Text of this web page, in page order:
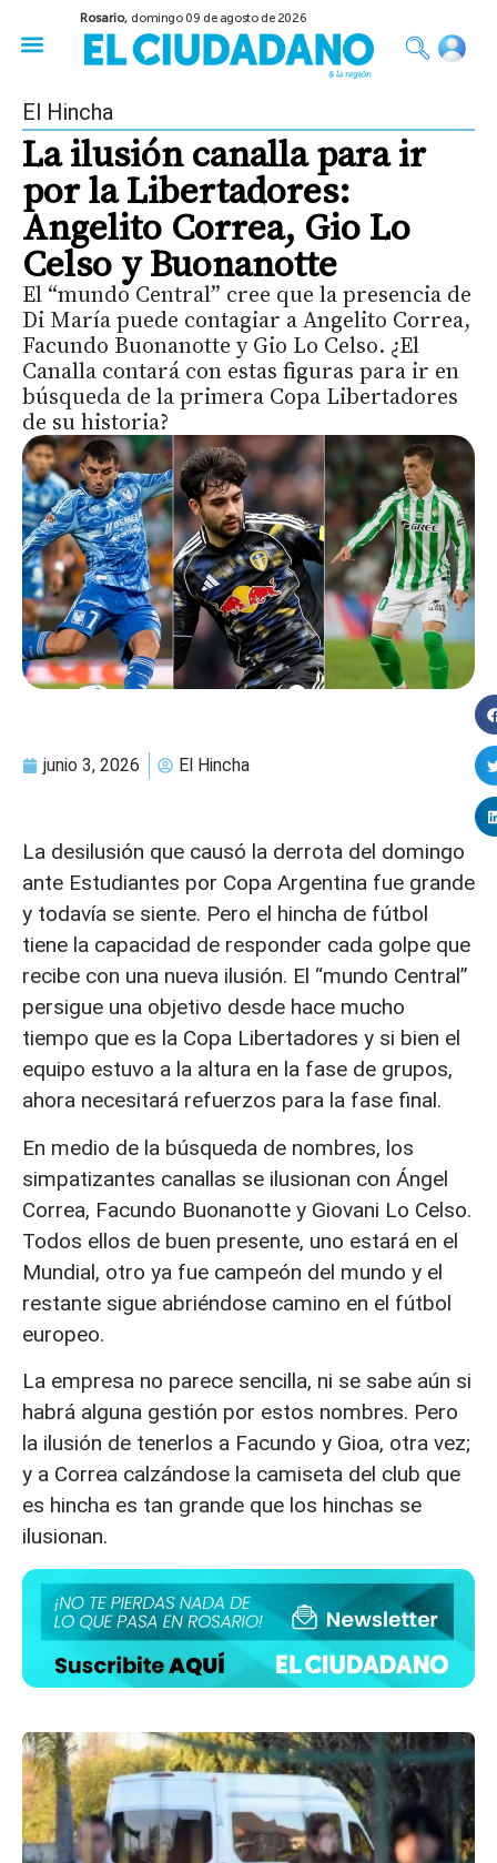
Rosario, domingo 09 de agosto de 2026
El Hincha
La ilusión canalla para ir
por la Libertadores:
Angelito Correa, Gio Lo
Celso y Buonanotte
El “mundo Central” cree que la presencia de
Di María puede contagiar a Angelito Correa,
Facundo Buonanotte y Gio Lo Celso. ¿El
Canalla contará con estas figuras para ir en
búsqueda de la primera Copa Libertadores
de su historia?
junio 3, 2026 El Hincha
La desilusión que causó la derrota del domingo
ante Estudiantes por Copa Argentina fue grande
y todavía se siente. Pero el hincha de fútbol
tiene la capacidad de responder cada golpe que
recibe con una nueva ilusión. El “mundo Central”
persigue una objetivo desde hace mucho
tiempo que es la Copa Libertadores y si bien el
equipo estuvo a la altura en la fase de grupos,
ahora necesitará refuerzos para la fase final.
En medio de la búsqueda de nombres, los
simpatizantes canallas se ilusionan con Ángel
Correa, Facundo Buonanotte y Giovani Lo Celso.
Todos ellos de buen presente, uno estará en el
Mundial, otro ya fue campeón del mundo y el
restante sigue abriéndose camino en el fútbol
europeo.
La empresa no parece sencilla, ni se sabe aún si
habrá alguna gestión por estos nombres. Pero
la ilusión de tenerlos a Facundo y Gioa, otra vez;
y a Correa calzándose la camiseta del club que
es hincha es tan grande que los hinchas se
ilusionan.